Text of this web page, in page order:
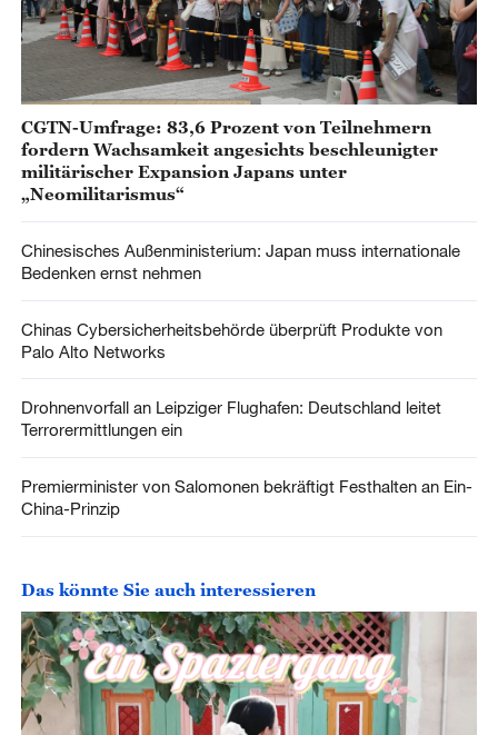
CGTN-Umfrage: 83,6 Prozent von Teilnehmern
fordern Wachsamkeit angesichts beschleunigter
militärischer Expansion Japans unter
„Neomilitarismus“
Chinesisches Außenministerium: Japan muss internationale
Bedenken ernst nehmen
Chinas Cybersicherheitsbehörde überprüft Produkte von
Palo Alto Networks
Drohnenvorfall an Leipziger Flughafen: Deutschland leitet
Terrorermittlungen ein
Premierminister von Salomonen bekräftigt Festhalten an Ein-
China-Prinzip
Das könnte Sie auch interessieren